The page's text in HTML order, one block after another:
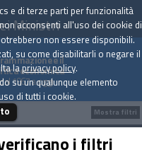
Ministri
e il
economica
1967 a oggi
i filtri
Mostra filtri
e di terze parti per funzionalità
acconsenti all'uso dei cookie di
non essere disponibili.
su come disabilitarli o negare il
laprivacy policy.
su un qualunque elemento
di tutti i cookie.